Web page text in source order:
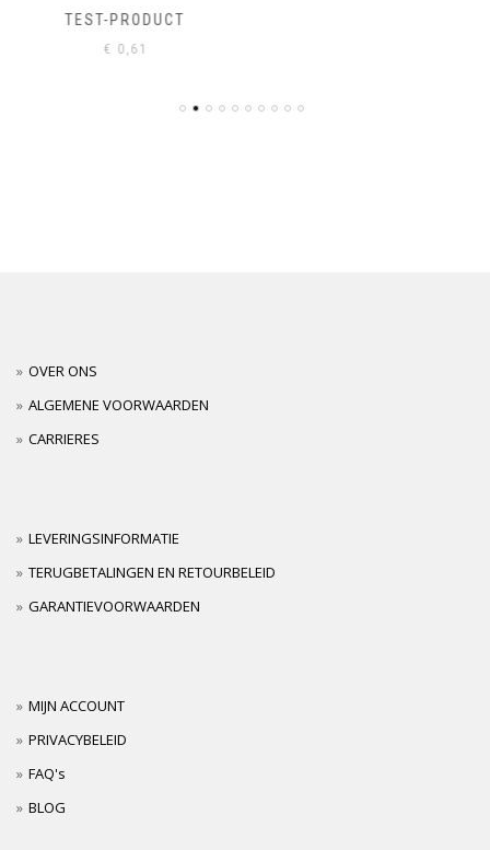
TEST-PRODUCT
€0,61
OVER ONS
ALGEMENE VOORWAARDEN
CARRIERES
LEVERINGSINFORMATIE
TERUGBETALINGEN EN RETOURBELEID
GARANTIEVOORWAARDEN
MIJN ACCOUNT
PRIVACYBELEID
FAQ's
BLOG